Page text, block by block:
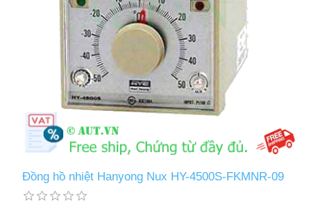
Đồng hồ nhiệt Hanyong Nux HY-4500S-FKMNR-09